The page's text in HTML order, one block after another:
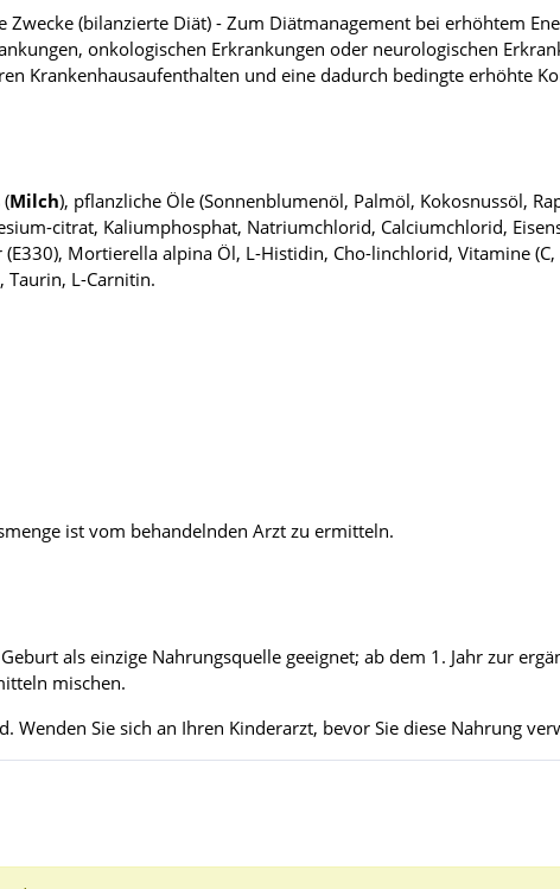
(bilanzierte Diät) - Zum Diätmanagement bei erhöhtem
onkologischen Erkrankungen oder neurologischen
Krankenhausaufenthalten und eine dadurch bedingte erhöhte
Milch), pflanzliche Öle (Sonnenblumenöl, Palmöl, Kokosnussöl,
citrat, Kaliumphosphat, Natriumchlorid, Calciumchlorid,
(E330), Mortierella alpina Öl, L-Histidin, Cho-linchlorid, Vitamine
Taurin, L-Carnitin.
ist vom behandelnden Arzt zu ermitteln.
als einzige Nahrungsquelle geeignet; ab dem 1. Jahr zur
mischen.
Wenden Sie sich an Ihren Kinderarzt, bevor Sie diese Nahrung